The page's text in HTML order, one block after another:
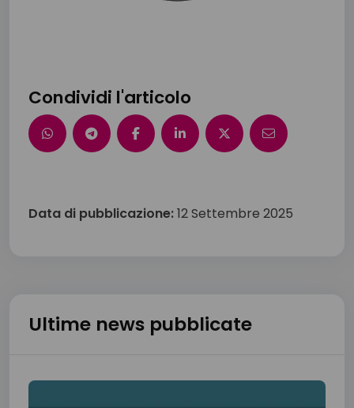
Condividi l'articolo
Data di pubblicazione:12 Settembre 2025
Ultime news pubblicate